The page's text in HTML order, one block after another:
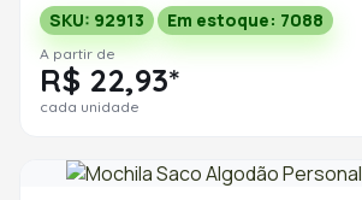
SKU: 92913 Em estoque: 7088
A partir de
R$ 22,93*
cada unidade